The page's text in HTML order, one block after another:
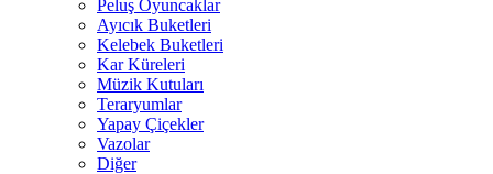
Peluş Oyuncaklar
Ayıcık Buketleri
Kelebek Buketleri
Kar Küreleri
Müzik Kutuları
Teraryumlar
Yapay Çiçekler
Vazolar
Diğer